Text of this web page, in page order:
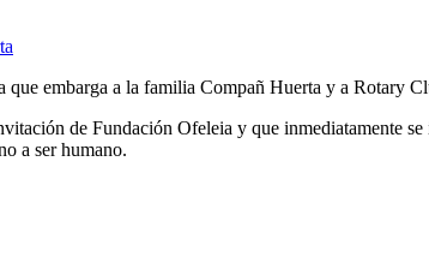
que embarga a la familia Compañ Huerta y a Rotary
de Fundación Ofeleia y que inmediatamente
a ser humano.